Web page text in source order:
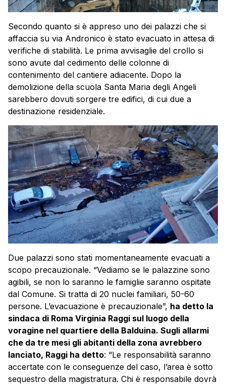
Secondo quanto si è appreso uno dei palazzi che si
affaccia su via Andronico è stato evacuato in attesa di
verifiche di stabilità. Le prima avvisaglie del crollo si
sono avute dal cedimento delle colonne di
contenimento del cantiere adiacente. Dopo la
demolizione della scuola Santa Maria degli Angeli
sarebbero dovuti sorgere tre edifici, di cui due a
destinazione residenziale.
Due palazzi sono stati momentaneamente evacuati a
scopo precauzionale. “Vediamo se le palazzine sono
agibili, se non lo saranno le famiglie saranno ospitate
dal Comune. Si tratta di 20 nuclei familiari, 50-60
persone. L’evacuazione è precauzionale”, ha detto la
sindaca di Roma Virginia Raggi sul luogo della
voragine nel quartiere della Balduina. Sugli allarmi
che da tre mesi gli abitanti della zona avrebbero
lanciato, Raggi ha detto: “Le responsabilità saranno
accertate con le conseguenze del caso, l’area è sotto
sequestro della magistratura. Chi è responsabile dovrà